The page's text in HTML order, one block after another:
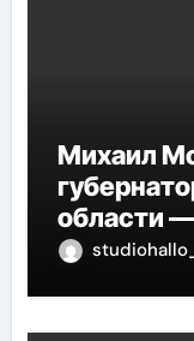
Михаил
области